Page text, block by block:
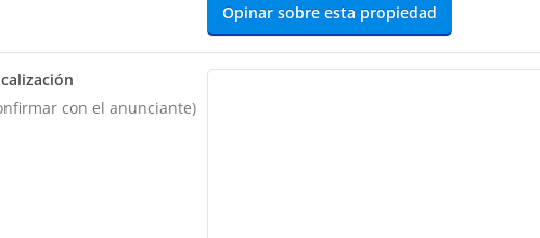
Opinar sobre esta propiedad
con el anunciante)